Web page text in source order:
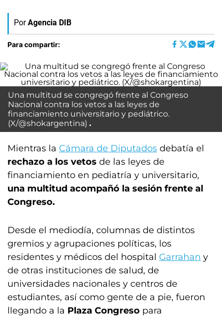
Por Agencia DIB
Para compartir:
Una multitud se congregó frente al Congreso
Nacional contra los vetos a las leyes de
financiamiento universitario y pediátrico.
(X/@shokargentina)
Mientras la Cámara de Diputados debatía el
rechazo a los vetos de las leyes de
financiamiento en pediatría y universitario,
una multitud acompañó la sesión frente al
Congreso.
Desde el mediodía, columnas de distintos
gremios y agrupaciones políticas, los
residentes y médicos del hospital Garrahan y
de otras instituciones de salud, de
universidades nacionales y centros de
estudiantes, así como gente de a pie, fueron
llegando a la Plaza Congreso para